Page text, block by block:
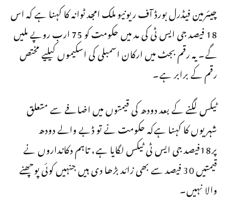
چیئرمین فیڈرل بورڈ آف ریونیو ملک امجد ٹوانہ کا کہنا ہے کہ اس
18 فیصد جی ایس ٹی کی مد میں حکومت کو 75 ارب روپے ملیں
گے۔ یہ رقم بجٹ میں ارکان اسمبلی کی اسکیموں کیلیے مختص
رقم کے برابر ہے۔
ٹیکس لگنے کے بعد دودھ کی قیمتوں میں اضافے سے متعلق
شہریوں کا کہنا ہےکہ حکومت نے تو ڈبے والے دودھ
پر18فیصد جی ایس ٹی ٹیکس لگایا ہے، تاہم دکانداروں نے
قیمتیں 30 فیصد سے بھی زائد بڑھا دی ہیں جنہیں کوئی پوچھنے
والا نہیں۔